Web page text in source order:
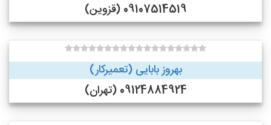
09107514519 (قزوین)
بهروز بابایی (تعمیرکار)
09124884924 (تهران)